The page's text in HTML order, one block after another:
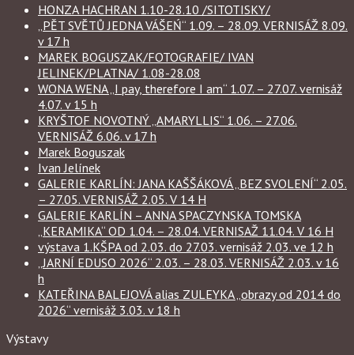
HONZA HACHRAN 1.10-28.10 /SITOTISKY/
„PĚT SVĚTŮ JEDNA VÁŠEŃ“ 1.09. – 28.09. VERNISÁŽ 8.09.
v 17 h
MAREK BOGUSZAK/FOTOGRAFIE/ IVAN
JELINEK/PLATNA/ 1.08-28.08
WONA WENA „I pay, therefore I am“ 1.07. – 27.07. vernisáž
4.07. v 15 h
KRYŠTOF NOVOTNÝ „AMARYLLIS“ 1.06. – 27.06.
VERNISÁŽ 6.06. v 17 h
Marek Boguszak
Ivan Jelínek
GALERIE KARLÍN: JANA KAŠŠÁKOVÁ „BEZ SVOLENÍ“ 2.05.
– 27.05. VERNISÁŽ 2.05. V 14 H
GALERIE KARLÍN – ANNA SPACZYNSKA TOMSKA
„KERAMIKA“ OD 1.04. – 28.04. VERNISAŽ 11.04. V 16 H
výstava 1.KŠPA od 2.03. do 27.03. vernisáž 2.03. ve 12 h
„JARNÍ EDUSO 2026“ 2.03. – 28.03. VERNISÁŽ 2.03. v 16
h
KATEŘINA BALEJOVÁ alias ZULEYKA „obrazy od 2014 do
2026“ vernisáž 3.03. v 18 h
Výstavy